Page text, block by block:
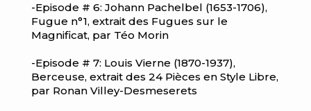
-Episode # 6: Johann Pachelbel (1653-1706),
Fugue n°1, extrait des Fugues sur le
Magnificat, par Téo Morin
-Episode # 7: Louis Vierne (1870-1937),
Berceuse, extrait des 24 Pièces en Style Libre,
par Ronan Villey-Desmeserets